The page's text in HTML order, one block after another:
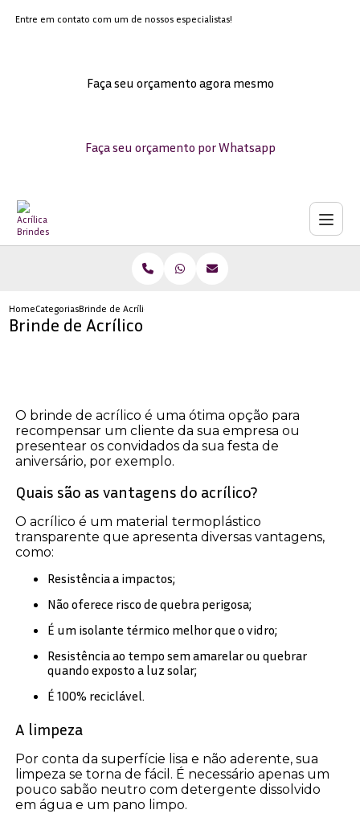
Entre em contato com um de nossos especialistas!
Faça seu orçamento agora mesmo
Faça seu orçamento por Whatsapp
HomeCategoriasBrinde de Acrílico
Brinde de Acrílico
O brinde de acrílico é uma ótima opção para
recompensar um cliente da sua empresa ou
presentear os convidados da sua festa de
aniversário, por exemplo.
Quais são as vantagens do acrílico?
O acrílico é um material termoplástico
transparente que apresenta diversas vantagens,
como:
Resistência a impactos;
Não oferece risco de quebra perigosa;
É um isolante térmico melhor que o vidro;
Resistência ao tempo sem amarelar ou quebrar
quando exposto a luz solar;
É 100% reciclável.
A limpeza
Por conta da superfície lisa e não aderente, sua
limpeza se torna de fácil. É necessário apenas um
pouco sabão neutro com detergente dissolvido
em água e um pano limpo.